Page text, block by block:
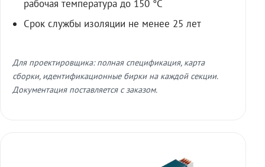
рабочая температура до 150 °C
Срок службы изоляции не менее 25 лет
Для проектировщика: полная спецификация, карта
сборки, идентификационные бирки на каждой секции.
Документация поставляется с заказом.